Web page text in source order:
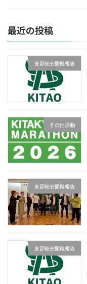
最近の投稿
支部総会開催報告
その他活動
支部総会開催報告
支部総会開催報告